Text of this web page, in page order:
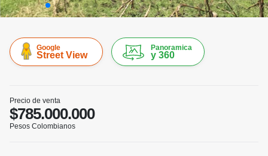
Google
Street View
Panoramica
y 360
Precio de venta
$785.000.000
Pesos Colombianos